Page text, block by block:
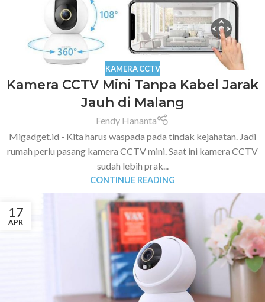
KAMERA CCTV
Kamera CCTV Mini Tanpa Kabel Jarak
Jauh di Malang
Fendy Hananta
Migadget.id - Kita harus waspada pada tindak kejahatan. Jadi
rumah perlu pasang kamera CCTV mini. Saat ini kamera CCTV
sudah lebih prak...
CONTINUE READING
17
APR